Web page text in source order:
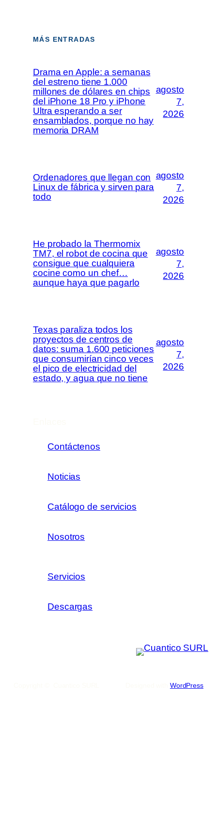
MÁS ENTRADAS
Drama en Apple: a semanas
del estreno tiene 1.000
millones de dólares en chips
del iPhone 18 Pro y iPhone
Ultra esperando a ser
ensamblados, porque no hay
memoria DRAM
agosto
7,
2026
Ordenadores que llegan con
Linux de fábrica y sirven para
todo
agosto
7,
2026
He probado la Thermomix
TM7, el robot de cocina que
consigue que cualquiera
cocine como un chef…
aunque haya que pagarlo
agosto
7,
2026
Texas paraliza todos los
proyectos de centros de
datos: suma 1.600 peticiones
que consumirían cinco veces
el pico de electricidad del
estado, y agua que no tiene
agosto
7,
2026
Contáctenos
Noticias
Catálogo de servicios
Nosotros
Servicios
Descargas
WordPress